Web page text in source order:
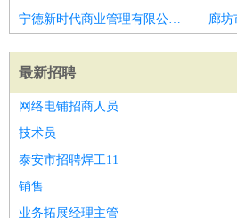
宁德新时代商业管理有限公司招聘集团人力资源总监
最新招聘
网络电铺招商人员
技术员
泰安市招聘焊工11
销售
业务拓展经理主管